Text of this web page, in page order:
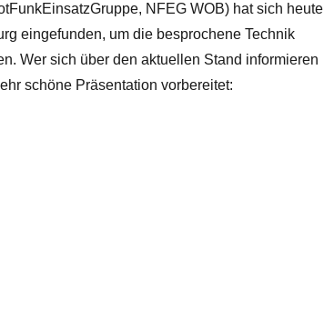
NFEG WOB) hat sich heute
eingefunden, um die besprochene Technik
Wer sich über den aktuellen Stand informieren
schöne Präsentation vorbereitet: